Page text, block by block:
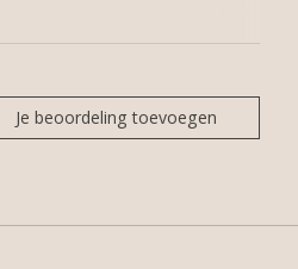
Je beoordeling toevoegen